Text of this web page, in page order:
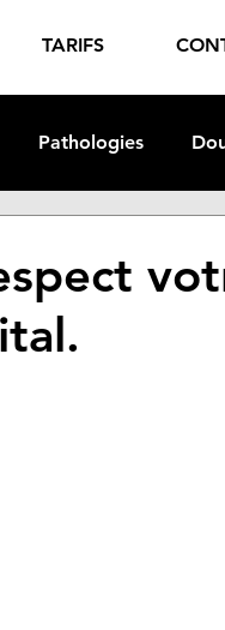
TARIFS
Pathologies